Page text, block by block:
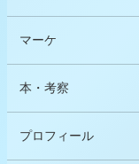
マーケ
本・考察
プロフィール